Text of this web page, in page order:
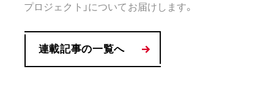
プロジェクト」についてお届けします。
連載記事の一覧へ